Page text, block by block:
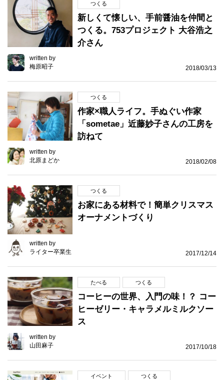
つくる
新しくて懐しい、手前醤油を仲間と
つくる。753プロジェクト 大谷浩之
介さん
written by
梅原昭子
2018/03/13
つくる
作家×職人ライフ。手ぬぐい作家
「sometae」近藤妙子さんの工房を
訪ねて
written by
北原まどか
2018/02/08
つくる
お家にある材料で！簡単クリスマス
オーナメントづくり
written by
ライター卒業生
2017/12/14
たべる つくる
コーヒーの世界、入門の味！？ コー
ヒーゼリー・キャラメルミルクソー
ス
written by
山田麻子
2017/10/18
イベント つくる